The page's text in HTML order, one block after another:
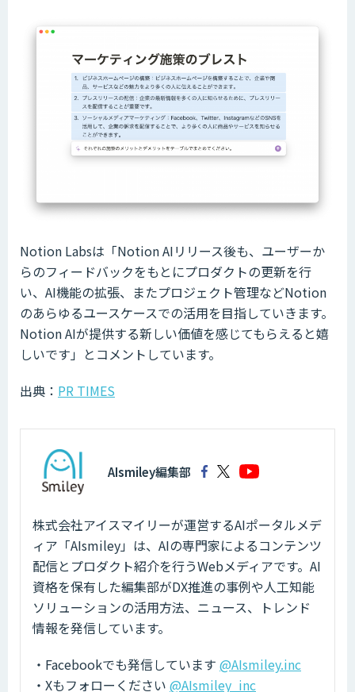
Notion Labsは「Notion AIリリース後も、ユーザーか
らのフィードバックをもとにプロダクトの更新を行
い、AI機能の拡張、またプロジェクト管理などNotion
のあらゆるユースケースでの活用を目指していきます。
Notion AIが提供する新しい価値を感じてもらえると嬉
しいです」とコメントしています。
出典： PR TIMES
AIsmiley編集部
株式会社アイスマイリーが運営するAIポータルメデ
ィア「AIsmiley」は、AIの専門家によるコンテンツ
配信とプロダクト紹介を行うWebメディアです。AI
資格を保有した編集部がDX推進の事例や人工知能
ソリューションの活用方法、ニュース、トレンド
情報を発信しています。
・Facebookでも発信しています @AIsmiley.inc
・Xもフォローください @AIsmiley_inc